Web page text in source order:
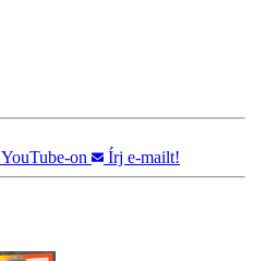
YouTube-on Írj e-mailt!